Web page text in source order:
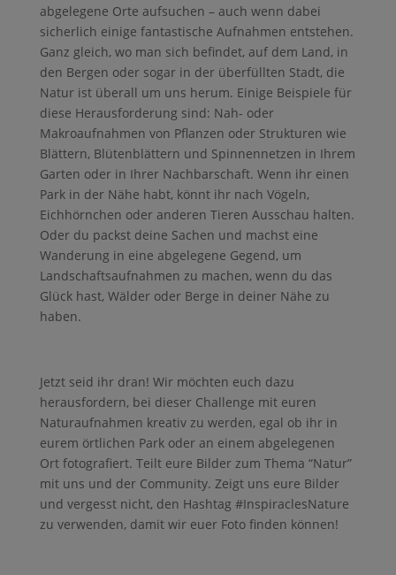
abgelegene Orte aufsuchen – auch wenn dabei
sicherlich einige fantastische Aufnahmen entstehen.
Ganz gleich, wo man sich befindet, auf dem Land, in
den Bergen oder sogar in der überfüllten Stadt, die
Natur ist überall um uns herum. Einige Beispiele für
diese Herausforderung sind: Nah- oder
Makroaufnahmen von Pflanzen oder Strukturen wie
Blättern, Blütenblättern und Spinnennetzen in Ihrem
Garten oder in Ihrer Nachbarschaft. Wenn ihr einen
Park in der Nähe habt, könnt ihr nach Vögeln,
Eichhörnchen oder anderen Tieren Ausschau halten.
Oder du packst deine Sachen und machst eine
Wanderung in eine abgelegene Gegend, um
Landschaftsaufnahmen zu machen, wenn du das
Glück hast, Wälder oder Berge in deiner Nähe zu
haben.
Jetzt seid ihr dran! Wir möchten euch dazu
herausfordern, bei dieser Challenge mit euren
Naturaufnahmen kreativ zu werden, egal ob ihr in
eurem örtlichen Park oder an einem abgelegenen
Ort fotografiert. Teilt eure Bilder zum Thema “Natur”
mit uns und der Community. Zeigt uns eure Bilder
und vergesst nicht, den Hashtag #InspiraclesNature
zu verwenden, damit wir euer Foto finden können!